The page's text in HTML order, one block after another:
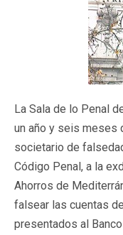
La Sala de lo Penal
un año y seis meses
societario de
Código Penal, a la
Ahorros de
falsear las cuentas
presentados al